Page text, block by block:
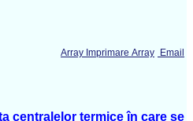
Array Imprimare Array
Email
centralelor termice în care se